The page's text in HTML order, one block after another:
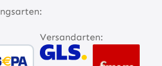
Versandarten: